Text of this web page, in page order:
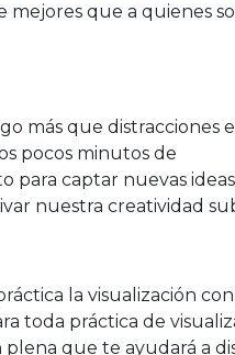
que a quienes
más que distracciones
pocos minutos de
captar nuevas
nuestra creatividad
la visualización
toda práctica de
que te ayudará a